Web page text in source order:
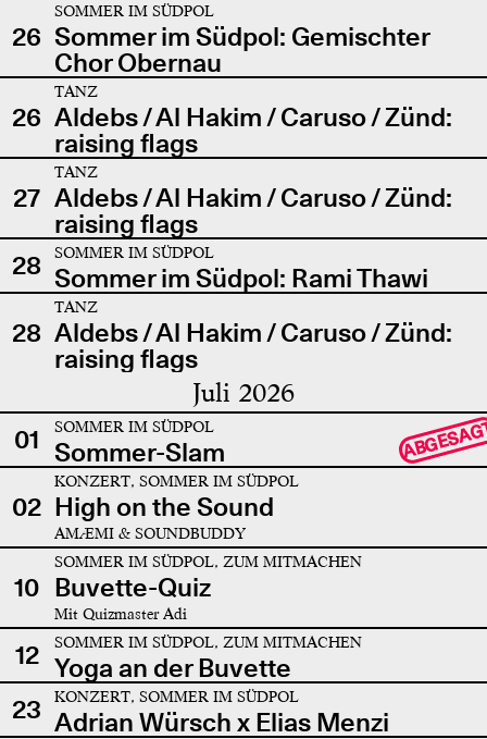
26
SOMMER IM SÜDPOL
Sommer im Südpol: Gemischter
Chor Obernau
26
TANZ
Aldebs / Al Hakim / Caruso / Zünd:
raising flags
27
TANZ
Aldebs / Al Hakim / Caruso / Zünd:
raising flags
28
SOMMER IM SÜDPOL
Sommer im Südpol: Rami Thawi
28
TANZ
Aldebs / Al Hakim / Caruso / Zünd:
raising flags
Juli 2026
01 SOMMER IM SÜDPOL
Sommer-Slam
02
KONZERT, SOMMER IM SÜDPOL
High on the Sound
AMÆMI & SOUNDBUDDY
10
SOMMER IM SÜDPOL, ZUM MITMACHEN
Buvette-Quiz
Mit Quizmaster Adi
12 SOMMER IM SÜDPOL, ZUM MITMACHEN
Yoga an der Buvette
23
KONZERT, SOMMER IM SÜDPOL
Adrian Würsch x Elias Menzi